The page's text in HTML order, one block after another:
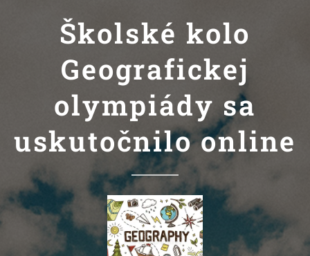
Školské kolo
Geografickej
olympiády sa
uskutočnilo online